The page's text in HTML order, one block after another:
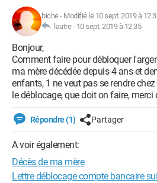
biche- Modifié le 10 sept. 2019 à
lautre - 10 sept. 2019 à 12:35
Bonjour,
Comment faire pour débloquer
ma mère décédée depuis 4 ans et
enfants, 1 ne veut pas se rendre
le déblocage, que doit on faire, merci
Répondre (1) Partager
A voir également:
Décès de ma mère
Lettre déblocage compte bancaire